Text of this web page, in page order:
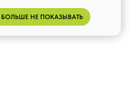
НЕ ПОКАЗЫВАТЬ